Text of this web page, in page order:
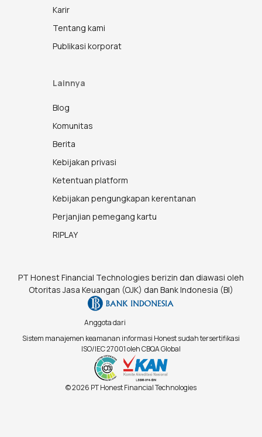
PT Honest Financial Technologies berizin dan diawasi oleh
Otoritas Jasa Keuangan (OJK) dan Bank Indonesia (BI)
Anggota dari
Sistem manajemen keamanan informasi Honest sudah tersertifikasi
ISO/IEC 27001 oleh CBQA Global
© 2026 PT Honest Financial Technologies
Karir
Tentang kami
Publikasi korporat
Lainnya
Blog
Komunitas
Berita
Kebijakan privasi
Ketentuan platform
Kebijakan pengungkapan kerentanan
Perjanjian pemegang kartu
RIPLAY